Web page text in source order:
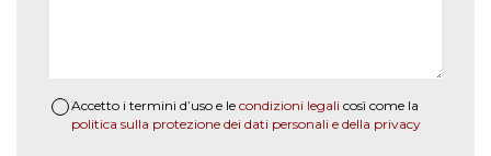
Accetto i termini d’uso e le condizioni legali così come la
politica sulla protezione dei dati personali e della privacy